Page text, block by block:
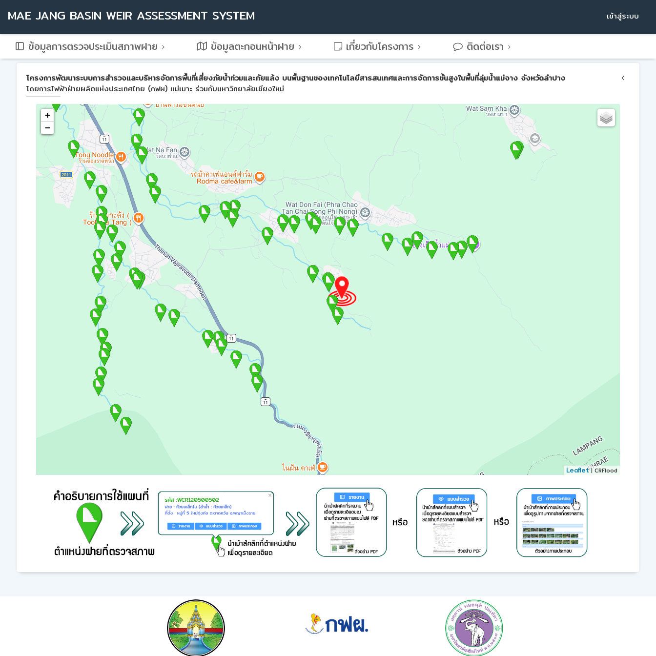
MAE JANG BASIN WEIR ASSESSMENT SYSTEM เข้าสู่ระบบ
ข้อมูลการตรวจประเมินสภาพฝาย ข้อมูลตะกอนหน้าฝาย เกี่ยวกับโครงการ ติดต่อเรา
โครงการพัฒนาระบบการสำรวจและบริหารจัดการพื้นที่เสี่ยงภัยน้ำท่วมและภัยแล้ง บนพื้นฐานของเทคโนโลยีสารสนเทศและการจัดการขั้นสูงในพื้นที่ลุ่มน้ำแม่จาง จังหวัดลำปาง
โดยการไฟฟ้าฝ่ายผลิตแห่งประเทศไทย (กฟผ) แม่เมาะ ร่วมกับมหาวิทยาลัยเชียงใหม่
+
−
Leaflet| CRFlood